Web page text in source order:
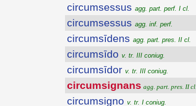
circumsessus agg. part. perf. I cl.
circumsessus agg. inf. perf.
circumsīdens agg. part. pres. II cl.
circumsīdo v. tr. III coniug.
circumsīdor v. tr. III coniug.
circumsignans agg. part. pres. II cl.
circumsigno v. tr. I coniug.